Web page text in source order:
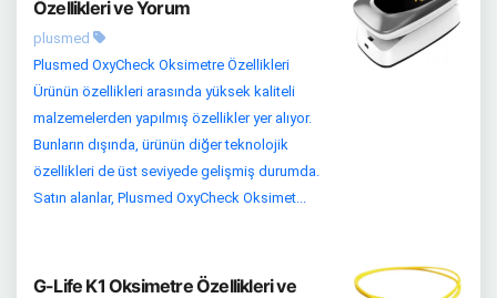
Özellikleri ve Yorum
plusmed
Plusmed OxyCheck Oksimetre Özellikleri
Ürünün özellikleri arasında yüksek kaliteli
malzemelerden yapılmış özellikler yer alıyor.
Bunların dışında, ürünün diğer teknolojik
özellikleri de üst seviyede gelişmiş durumda.
Satın alanlar, Plusmed OxyCheck Oksimet...
G-Life K1 Oksimetre Özellikleri ve